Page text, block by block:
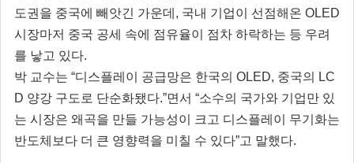
도권을 중국에 빼앗긴 가운데, 국내 기업이 선점해온 OLED
시장마저 중국 공세 속에 점유율이 점차 하락하는 등 우려
를 낳고 있다.
박 교수는 “디스플레이 공급망은 한국의 OLED, 중국의 LC
D 양강 구도로 단순화됐다.”면서 “소수의 국가와 기업만 있
는 시장은 왜곡을 만들 가능성이 크고 디스플레이 무기화는
반도체보다 더 큰 영향력을 미칠 수 있다”고 말했다.